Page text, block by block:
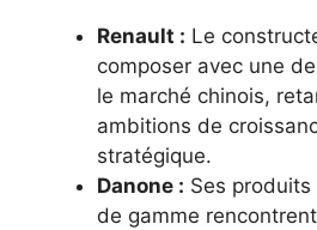
Renault : Le
composer avec une
le marché chinois,
ambitions de
stratégique.
Danone : Ses
de gamme